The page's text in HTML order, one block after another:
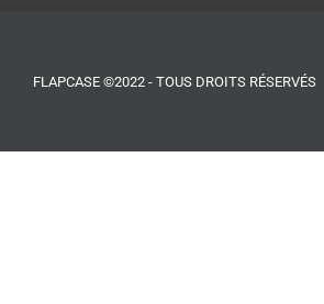
FLAPCASE ©2022 - TOUS DROITS RÉSERVÉS